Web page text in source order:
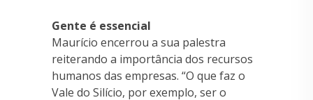
Gente é essencial
Maurício encerrou a sua palestra
reiterando a importância dos recursos
humanos das empresas. “O que faz o
Vale do Silício, por exemplo, ser o